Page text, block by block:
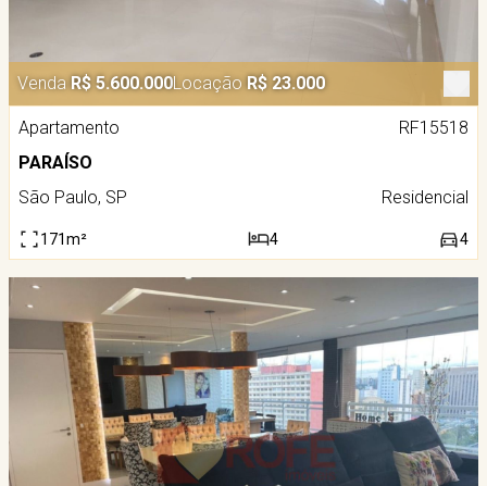
Venda R$ 5.600.000Locação R$ 23.000
Apartamento
RF15518
PARAÍSO
São Paulo, SP
Residencial
171m² 4 4